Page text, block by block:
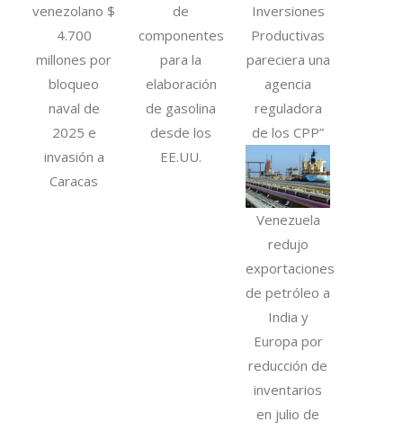
venezolano $
4.700
millones por
bloqueo
naval de
2025 e
invasión a
Caracas
de
componentes
para la
elaboración
de gasolina
desde los
EE.UU.
Inversiones
Productivas
pareciera una
agencia
reguladora
de los CPP”
Venezuela
redujo
exportaciones
de petróleo a
India y
Europa por
reducción de
inventarios
en julio de